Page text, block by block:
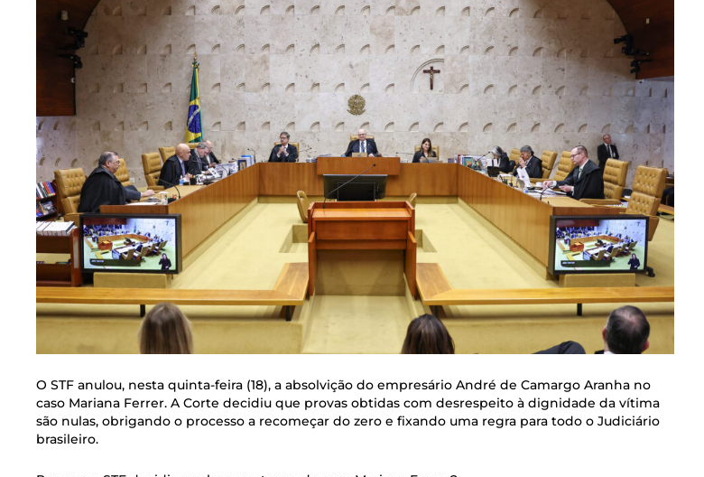
O STF anulou, nesta quinta-feira (18), a absolvição do empresário André de Camargo Aranha no
caso Mariana Ferrer. A Corte decidiu que provas obtidas com desrespeito à dignidade da vítima
são nulas, obrigando o processo a recomeçar do zero e fixando uma regra para todo o Judiciário
brasileiro.